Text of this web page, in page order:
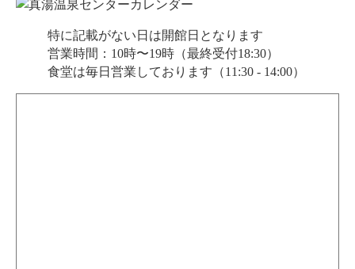
特に記載がない日は開館日となります
営業時間：10時〜19時（最終受付18:30）
食堂は毎日営業しております（11:30 - 14:00）